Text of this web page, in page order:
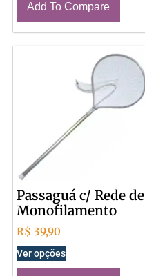
Add To Compare
Passaguá c/ Rede de
Monofilamento
R$ 39,90
Ver opções